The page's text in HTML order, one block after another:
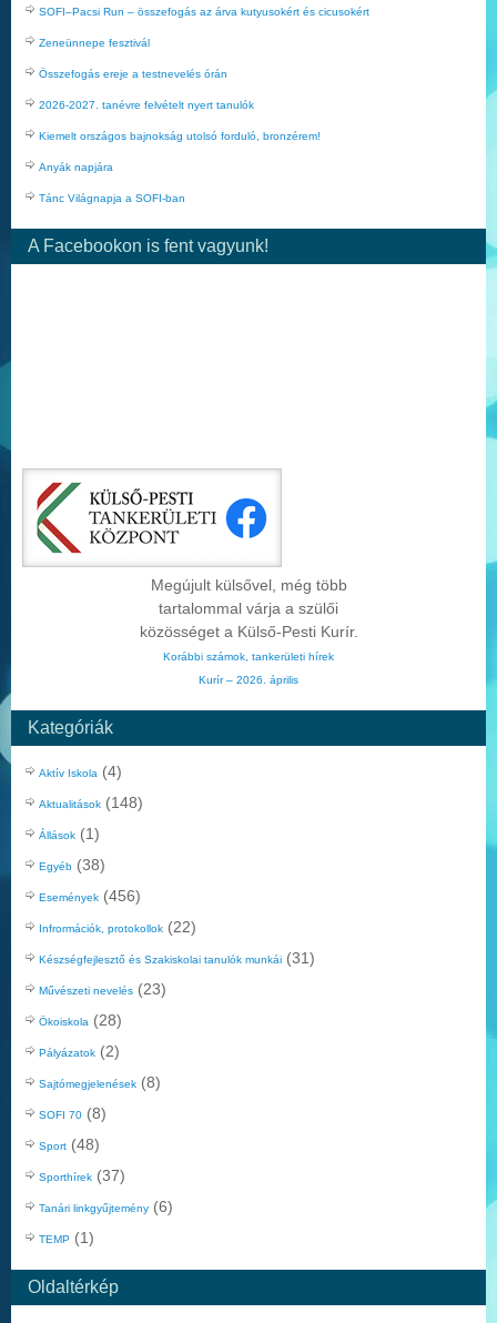
SOFI–Pacsi Run – összefogás az árva kutyusokért és cicusokért
Zeneünnepe fesztivál
Összefogás ereje a testnevelés órán
2026-2027. tanévre felvételt nyert tanulók
Kiemelt országos bajnokság utolsó forduló, bronzérem!
Anyák napjára
Tánc Világnapja a SOFI-ban
A Facebookon is fent vagyunk!
Megújult külsővel, még több
tartalommal várja a szülői
közösséget a Külső-Pesti Kurír.
Korábbi számok, tankerületi hírek
Kurír – 2026. április
Kategóriák
Aktív Iskola (4)
Aktualitások (148)
Állások (1)
Egyéb (38)
Események (456)
Infrormációk, protokollok (22)
Készségfejlesztő és Szakiskolai tanulók munkái (31)
Művészeti nevelés (23)
Ökoiskola (28)
Pályázatok (2)
Sajtómegjelenések (8)
SOFI 70 (8)
Sport (48)
Sporthírek (37)
Tanári linkgyűjtemény (6)
TEMP (1)
Oldaltérkép